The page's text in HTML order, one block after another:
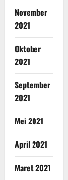
November
2021
Oktober
2021
September
2021
Mei 2021
April 2021
Maret 2021